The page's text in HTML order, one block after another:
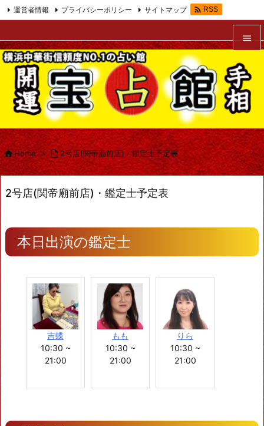


メニュ

サイド
前へ

次へ
運営者情報 プライバシーポリシー サイトマップ  RSS
Home >  2号店(関帝廟前店)・鑑定士予定表
2号店(関帝廟前店)・鑑定士予定表
本日出演の鑑定士
吉蝶
10:30 ~
21:00
もも
10:30 ~
21:00
りら
10:30 ~
21:00